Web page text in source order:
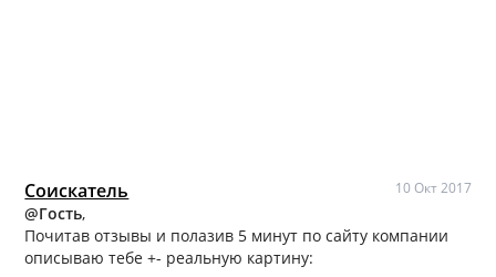
Соискатель 10 Окт 2017
@Гость,
Почитав отзывы и полазив 5 минут по сайту компании
описываю тебе +- реальную картину: